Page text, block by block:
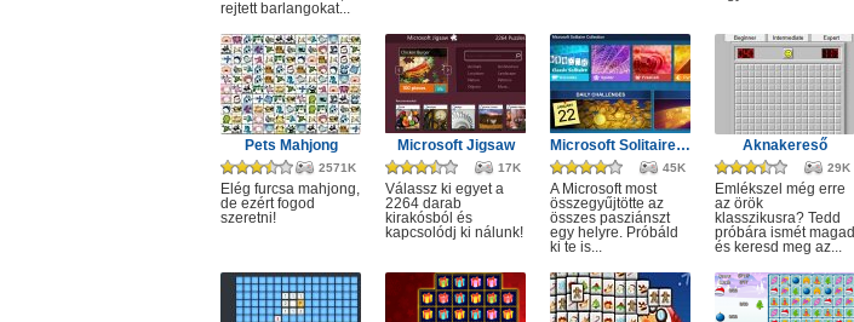
rejtett barlangokat...
Pets Mahjong
2571K
Elég furcsa mahjong,
de ezért fogod
szeretni!
Microsoft Jigsaw
17K
Válassz ki egyet a
2264 darab
kirakósból és
kapcsolódj ki nálunk!
Microsoft Solitaire Collection
45K
A Microsoft most
összegyűjtötte az
összes pasziánszt
egy helyre. Próbáld
ki te is...
Aknakereső
29K
Emlékszel még erre
az örök
klasszikusra? Tedd
próbára ismét magad
és keresd meg az...